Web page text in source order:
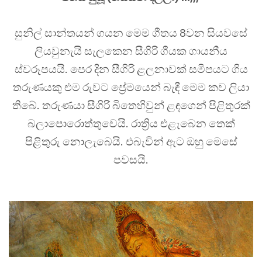
සුනිල් සාන්තයන් ගයන මෙම ගීතය 8වන සියවසේ
ලියවුනැයි සැලකෙන සීගිරි ගීයක ගායනීය
ස්වරූපයයි. පෙර දින සීගිරි ළලනාවක් සමීපයට ගිය
තරුණයකු එම රුවට ප්‍රේමයෙන් බැඳී මෙම කව ලියා
තිබේ. තරුණයා සීගිරි බිතෙහිවුන් ළඳගෙන් පිළිතුරක්
බලාපොරොත්තුවෙයි. රාත්‍රිය එළැබෙන තෙක්
පිළිතුරු නොලැබෙයි. එබැවින් ඇට ඔහු මෙසේ
පවසයි.